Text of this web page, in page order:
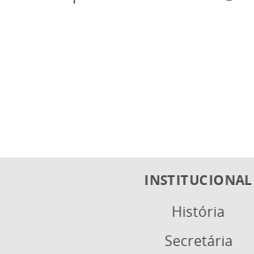
INSTITUCIONAL
História
Secretária